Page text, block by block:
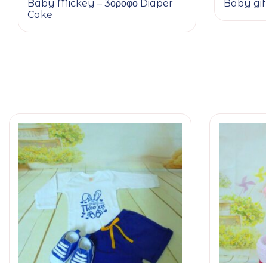
Baby Mickey – 3όροφο Diaper
Cake
Baby